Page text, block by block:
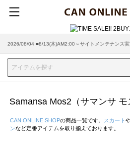
2026/07/29 ■【お知らせ】ヤマト運輸の配送遅延・停
Samansa Mos2（サマンサ
CAN ONLINE SHOPの商品一覧です。 スカート
ンなど定番アイテムを取り揃えております。